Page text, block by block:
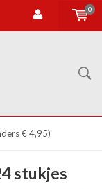
0
€ 4,95)
stukjes